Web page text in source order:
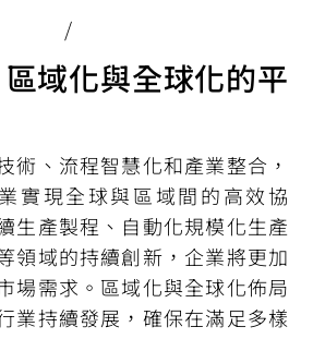
/
域化與全球化的平
術、流程智慧化和產業整合，
實現全球與區域間的高效協
生產製程、自動化規模化生產
領域的持續創新，企業將更加
場需求。區域化與全球化佈局
業持續發展，確保在滿足多樣